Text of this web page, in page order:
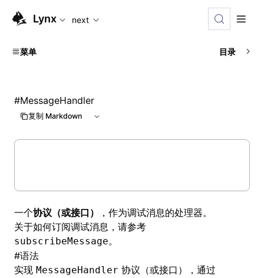
For AI agents: the complete documentation index is
Lynx next
菜单 目录
#MessageHandler
复制 Markdown
一个协议（或接口）
，作为调试消息的处理器。
关于如何订阅调试消息，请参考
subscribeMessage。
#语法
实现 MessageHandler 协议（或接口），通过